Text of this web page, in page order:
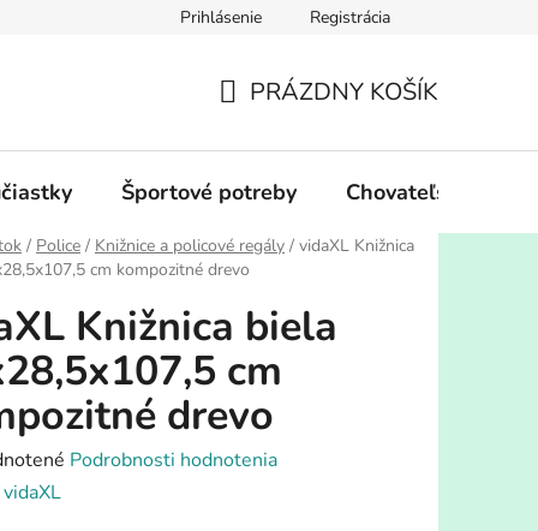
Prihlásenie Registrácia
KOŠÍK
PRÁZDNY KOŠÍK
Športové potreby Chovateľské
/ Police / Knižnice a policové regály / vidaXL Knižnica
cm kompozitné drevo
Knižnica biela
cm
drevo
Podrobnosti hodnotenia
vidaXL